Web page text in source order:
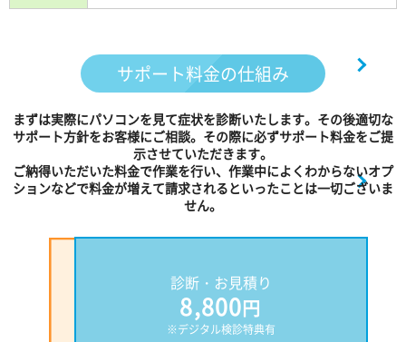
サポート料金の仕組み
まずは実際にパソコンを見て症状を診断いたします。その後適切な
サポート方針をお客様にご相談。その際に必ずサポート料金をご提
示させていただきます。
ご納得いただいた料金で作業を行い、作業中によくわからないオプ
ションなどで料金が増えて請求されるといったことは一切ございま
せん。
診断・お見積り
8,800円
※デジタル検診特典有